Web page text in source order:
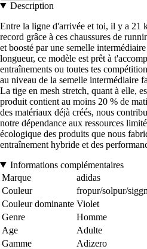
Description
Entre la ligne d'arrivée et toi, il y a 21
record grâce à ces chaussures de
et boosté par une semelle
longueur, ce modèle est prêt à
entraînements ou toutes tes
au niveau de la semelle intermédiaire
La tige en mesh stretch, quant à elle,
produit contient au moins 20 % de
des matériaux déjà créés, nous
notre dépendance aux ressources
écologique des produits que nous
entraînement hybride et des
Informations complémentaires
Marque
adidas
Couleur
fropur/solpur/
Couleur dominante Violet
Genre
Homme
Age
Adulte
Gamme
Adizero